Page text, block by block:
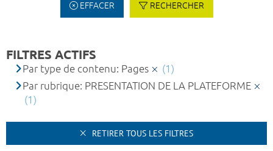
EFFACER RECHERCHER
FILTRES ACTIFS
Par type de contenu: Pages
(1)
Par rubrique: PRESENTATION DE LA PLATEFORME
(1)
RETIRER TOUS LES FILTRES